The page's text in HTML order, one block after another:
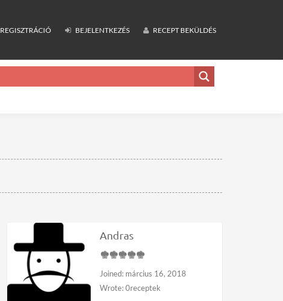
REGISZTRÁCIÓ BEJELENTKEZÉS RECEPT BEKÜLDÉS
Andras
Joined: március 16, 2018
Wrote: 0receptek